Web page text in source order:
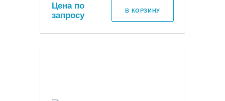
Цена по
запросу
В КОРЗИНУ